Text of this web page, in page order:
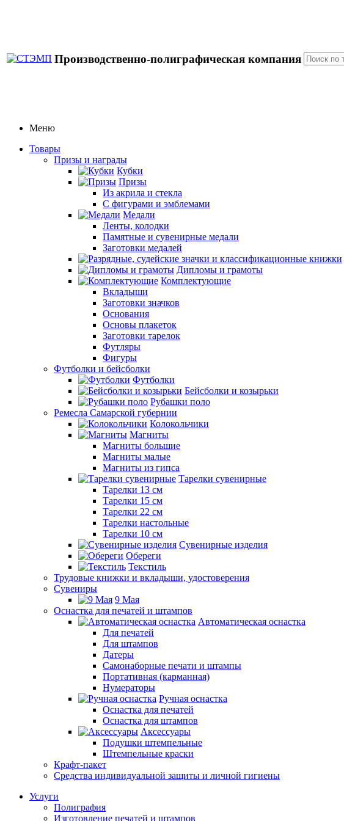
Производственно-полиграфическая компания
Меню
Товары
Призы и награды
Кубки
Призы
Из акрила и стекла
С фигурами и эмблемами
Медали
Ленты, колодки
Памятные и сувенирные медали
Заготовки медалей
Дипломы и грамоты
Комплектующие
Вкладыши
Заготовки значков
Основания
Основы плакеток
Заготовки тарелок
Футляры
Фигуры
Футболки и бейсболки
Футболки
Бейсболки и козырьки
Рубашки поло
Ремесла Самарской губернии
Колокольчики
Магниты
Магниты большие
Магниты малые
Магниты из гипса
Тарелки сувенирные
Тарелки 13 см
Тарелки 15 см
Тарелки 22 см
Тарелки настольные
Тарелки 10 см
Сувенирные изделия
Обереги
Текстиль
Трудовые книжки и вкладыши, удостоверения
Сувениры
9 Мая
Оснастка для печатей и штампов
Автоматическая оснастка
Для печатей
Для штампов
Датеры
Самонаборные печати и штампы
Портативная (карманная)
Нумераторы
Ручная оснастка
Оснастка для печатей
Оснастка для штампов
Аксессуары
Подушки штемпельные
Штемпельные краски
Крафт-пакет
Средства индивидуальной защиты и личной гигиены
Услуги
Полиграфия
Изготовление печатей и штампов